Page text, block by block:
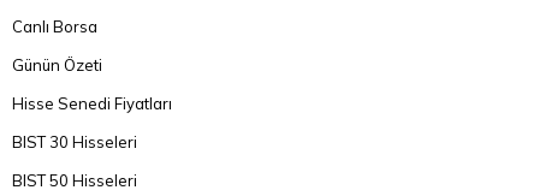
Canlı Borsa
Günün Özeti
Hisse Senedi Fiyatları
BIST 30 Hisseleri
BIST 50 Hisseleri